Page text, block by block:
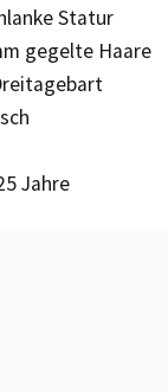
Statur
gegelte Haare
Jahre